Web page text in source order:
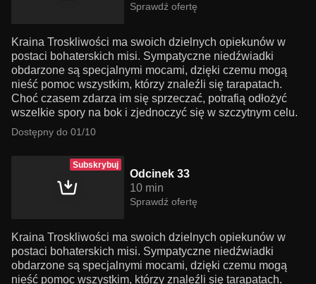
Sprawdź ofertę
Kraina Troskliwości ma swoich dzielnych opiekunów w
postaci bohaterskich misi. Sympatyczne niedźwiadki
obdarzone są specjalnymi mocami, dzięki czemu mogą
nieść pomoc wszystkim, którzy znaleźli się tarapatach.
Choć czasem zdarza im się sprzeczać, potrafią odłożyć
wszelkie spory na bok i zjednoczyć się w szczytnym celu.
Dostępny do 01/10
Subskrybuj
Odcinek 33
10 min
Sprawdź ofertę
Kraina Troskliwości ma swoich dzielnych opiekunów w
postaci bohaterskich misi. Sympatyczne niedźwiadki
obdarzone są specjalnymi mocami, dzięki czemu mogą
nieść pomoc wszystkim, którzy znaleźli się tarapatach.